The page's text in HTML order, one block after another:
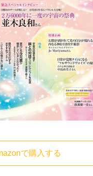
で購入する